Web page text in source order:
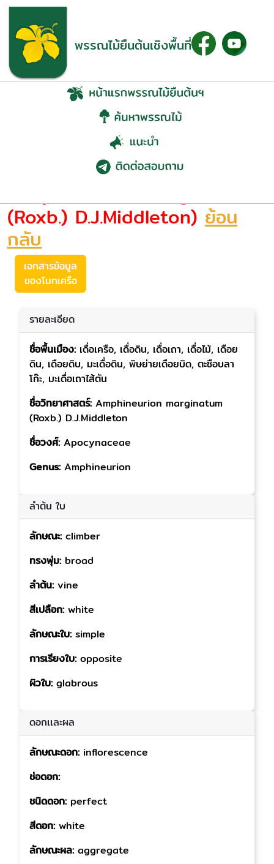
พรรณไม้ยืนต้นเชิงพื้นที่
โมกเครือ
(Roxb.) D.J.Middleton) ย้อน
กลับ
เอกสารข้อมูล
ของโมกเครือ
รายละเอียด
ชื่อพื้นเมือง: เดื่อเครือ, เดื่อดิน, เดื่อเถา, เดื่อไม้, เดือย
ดิน, เดือยดิบ, มะเดื่อดิน, พิษย่ายเดือยบิด, ตะซือบลา
โก๊ะ, มะเดื่อเถาไส้ตัน
ชื่อวิทยาศาสตร์: Amphineurion marginatum
(Roxb.) D.J.Middleton
ชื่อวงศ์: Apocynaceae
Genus: Amphineurion
ลำต้น ใบ
ลักษณะ: climber
ทรงพุ่ม: broad
ลำต้น: vine
สีเปลือก: white
ลักษณะใบ: simple
การเรียงใบ: opposite
ผิวใบ: glabrous
ดอกเเละผล
ลักษณะดอก: inflorescence
ช่อดอก:
ชนิดดอก: perfect
สีดอก: white
ลักษณะผล: aggregate